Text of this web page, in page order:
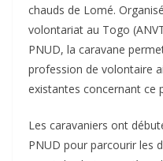
chauds de Lomé.
volontariat au Togo
PNUD, la caravane
profession de volontaire
existantes concernant ce
Les caravaniers ont
PNUD pour parcourir les